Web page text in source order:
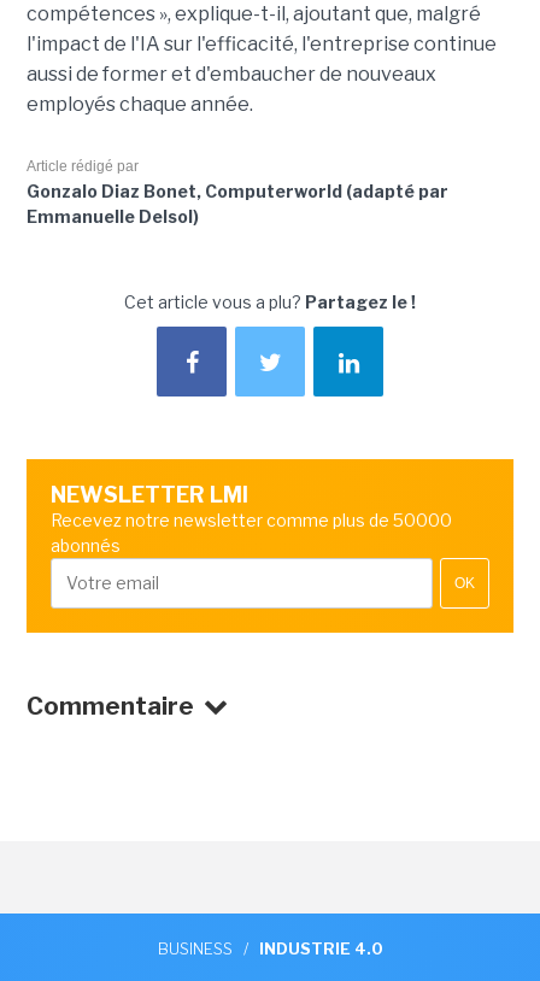
compétences », explique-t-il, ajoutant que, malgré
l'impact de l'IA sur l'efficacité, l'entreprise continue
aussi de former et d'embaucher de nouveaux
employés chaque année.
Article rédigé par
Gonzalo Diaz Bonet, Computerworld (adapté par
Emmanuelle Delsol)
Cet article vous a plu? Partagez le !
NEWSLETTER LMI
Recevez notre newsletter comme plus de 50000
abonnés
OK
Commentaire
BUSINESS / INDUSTRIE 4.0